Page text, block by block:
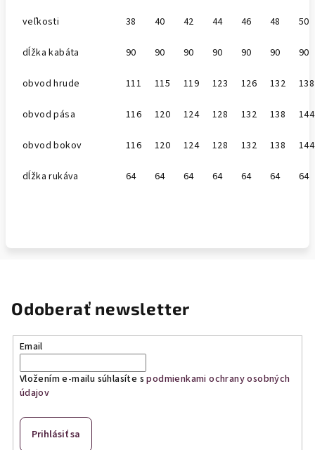
veľkosti 38 40 42 44 46 48 50
dĺžka kabáta 90 90 90 90 90 90 90
obvod hrude 111 115 119 123 126 132 138
obvod pása 116 120 124 128 132 138 144
obvod bokov 116 120 124 128 132 138 144
dĺžka rukáva 64 64 64 64 64 64 64
Odoberať newsletter
Email
Vložením e-mailu súhlasíte spodmienkami ochrany osobných
údajov
Prihlásiť sa